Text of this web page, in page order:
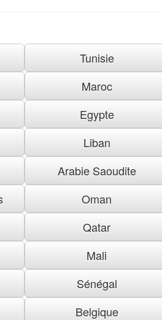
Tunisie
Maroc
Egypte
Liban
Arabie Saoudite
Oman
Qatar
Mali
Sénégal
Belgique